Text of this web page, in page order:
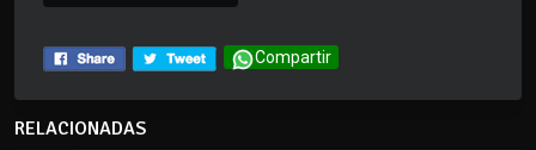
Compartir
RELACIONADAS